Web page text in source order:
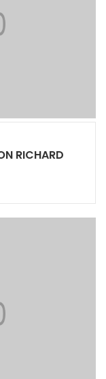
RICHARD